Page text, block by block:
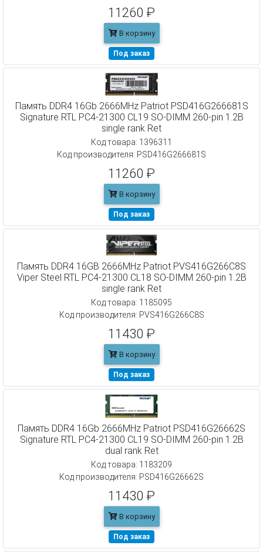
11260 ₽
В корзину
Под заказ
Память DDR4 16Gb 2666MHz Patriot PSD416G266681S
Signature RTL PC4-21300 CL19 SO-DIMM 260-pin 1.2В
single rank Ret
Код товара: 1396311
Код производителя: PSD416G266681S
11260 ₽
В корзину
Под заказ
Память DDR4 16GB 2666MHz Patriot PVS416G266C8S
Viper Steel RTL PC4-21300 CL18 SO-DIMM 260-pin 1.2В
single rank Ret
Код товара: 1185095
Код производителя: PVS416G266C8S
11430 ₽
В корзину
Под заказ
Память DDR4 16Gb 2666MHz Patriot PSD416G26662S
Signature RTL PC4-21300 CL19 SO-DIMM 260-pin 1.2В
dual rank Ret
Код товара: 1183209
Код производителя: PSD416G26662S
11430 ₽
В корзину
Под заказ